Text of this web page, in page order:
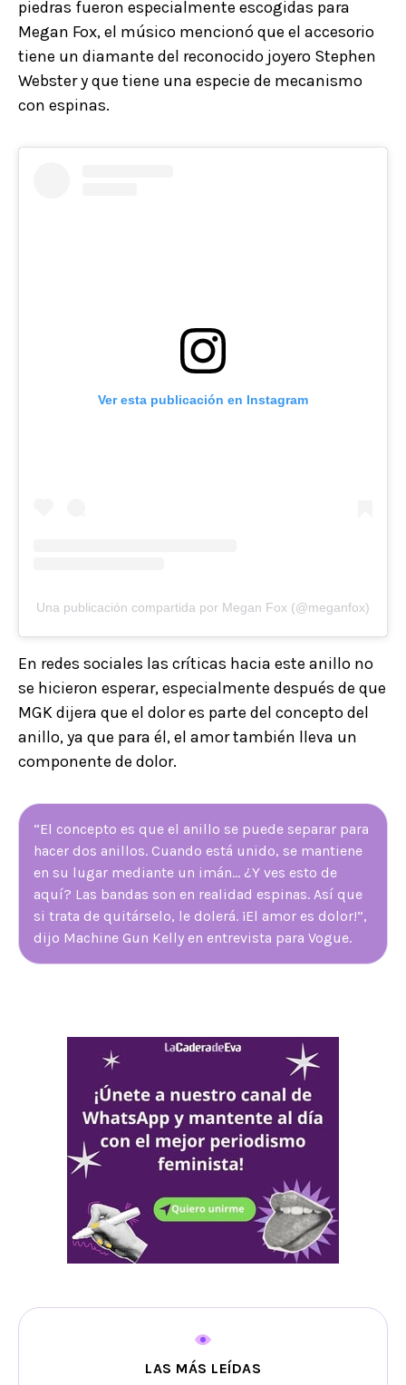
piedras fueron especialmente escogidas para
Megan Fox, el músico mencionó que el accesorio
tiene un diamante del reconocido joyero Stephen
Webster y que tiene una especie de mecanismo
con espinas.
Ver esta publicación en Instagram
Una publicación compartida por Megan Fox (@meganfox)
En redes sociales las críticas hacia este anillo no
se hicieron esperar, especialmente después de que
MGK dijera que el dolor es parte del concepto del
anillo, ya que para él, el amor también lleva un
componente de dolor.
“El concepto es que el anillo se puede separar para
hacer dos anillos. Cuando está unido, se mantiene
en su lugar mediante un imán… ¿Y ves esto de
aquí? Las bandas son en realidad espinas. Así que
si trata de quitárselo, le dolerá. ¡El amor es dolor!”,
dijo Machine Gun Kelly en entrevista para Vogue.
LAS MÁS LEÍDAS